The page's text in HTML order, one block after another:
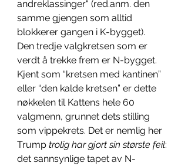
andreklassinger" (red.anm. den
samme gjengen som alltid
blokkerer gangen i K-bygget).
Den tredje valgkretsen som er
verdt å trekke frem er N-bygget.
Kjent som “kretsen med kantinen”
eller “den kalde kretsen” er dette
nøkkelen til Kattens hele 60
valgmenn, grunnet dets stilling
som vippekrets. Det er nemlig her
Trump trolig har gjort sin største feil:
det sannsynlige tapet av N-